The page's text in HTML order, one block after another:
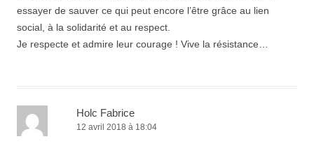
essayer de sauver ce qui peut encore l’être grâce au lien
social, à la solidarité et au respect.
Je respecte et admire leur courage ! Vive la résistance…
Holc Fabrice
12 avril 2018 à 18:04